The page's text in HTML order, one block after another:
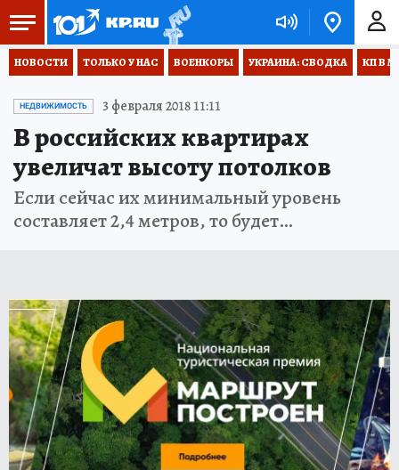
НОВОСТИ ТОЛЬКО У НАС ВОЕНКОРЫ УКРАИНА: СВОДКА КП В
НЕДВИЖИМОСТЬ 3 февраля 2018 11:11
В российских квартирах
увеличат высоту потолков
Если сейчас их минимальный уровень
составляет 2,4 метров, то будет…